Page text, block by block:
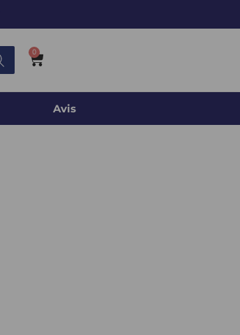
0
Avis